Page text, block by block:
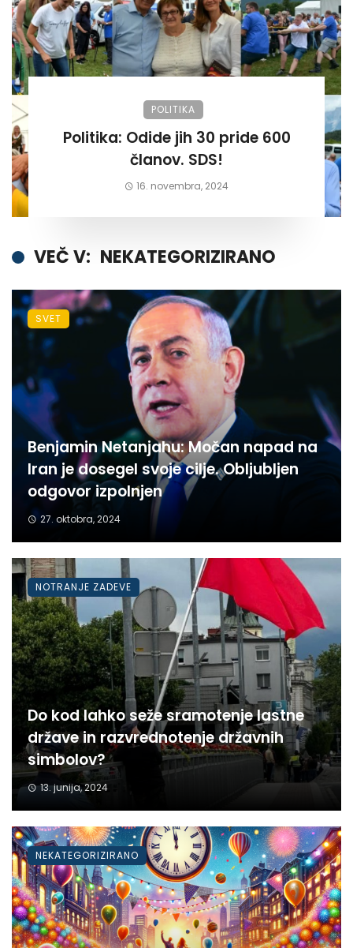
POLITIKA
Politika: Odide jih 30 pride 600
članov. SDS!
16. novembra, 2024
VEČ V: NEKATEGORIZIRANO
Benjamin Netanjahu: Močan napad na
Iran je dosegel svoje cilje. Obljubljen
odgovor izpolnjen
27. oktobra, 2024
SVET
Do kod lahko seže sramotenje lastne
države in razvrednotenje državnih
simbolov?
13. junija, 2024
NOTRANJE ZADEVE
NEKATEGORIZIRANO